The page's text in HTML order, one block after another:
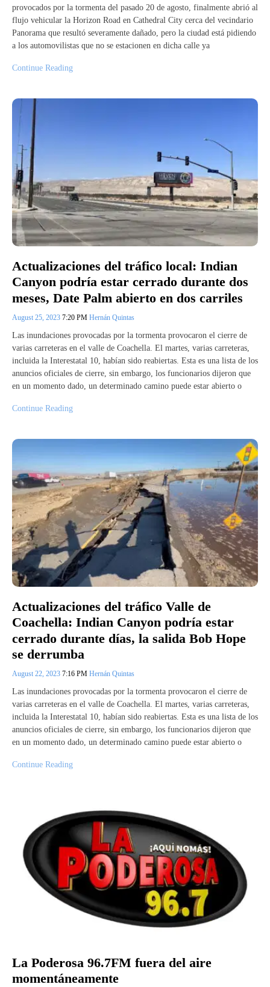
provocados por la tormenta del pasado 20 de agosto, finalmente abrió al
flujo vehicular la Horizon Road en Cathedral City cerca del vecindario
Panorama que resultó severamente dañado, pero la ciudad está pidiendo
a los automovilistas que no se estacionen en dicha calle ya
Continue Reading
Actualizaciones del tráfico local: Indian
Canyon podría estar cerrado durante dos
meses, Date Palm abierto en dos carriles
August 25, 2023 7:20 PM Hernán Quintas
Las inundaciones provocadas por la tormenta provocaron el cierre de
varias carreteras en el valle de Coachella. El martes, varias carreteras,
incluida la Interestatal 10, habían sido reabiertas. Esta es una lista de los
anuncios oficiales de cierre, sin embargo, los funcionarios dijeron que
en un momento dado, un determinado camino puede estar abierto o
Continue Reading
Actualizaciones del tráfico Valle de
Coachella: Indian Canyon podría estar
cerrado durante días, la salida Bob Hope
se derrumba
August 22, 2023 7:16 PM Hernán Quintas
Las inundaciones provocadas por la tormenta provocaron el cierre de
varias carreteras en el valle de Coachella. El martes, varias carreteras,
incluida la Interestatal 10, habían sido reabiertas. Esta es una lista de los
anuncios oficiales de cierre, sin embargo, los funcionarios dijeron que
en un momento dado, un determinado camino puede estar abierto o
Continue Reading
La Poderosa 96.7FM fuera del aire
momentáneamente